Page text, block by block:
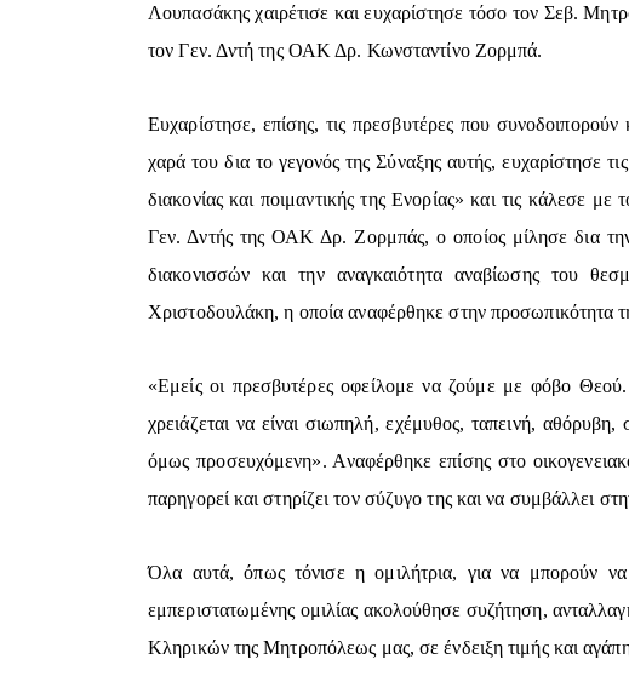
Λουπασάκης χαιρέτισε και ευχαρίστησε τόσο τον Σεβ.
τον Γεν. Δντή της ΟΑΚ Δρ. Κωνσταντίνο Ζορμπά.
Ευχαρίστησε, επίσης, τις πρεσβυτέρες που
χαρά του δια το γεγονός της Σύναξης αυτής, ευχαρίστησε
διακονίας και ποιμαντικής της Ενορίας» και τις κάλεσε
Γεν. Δντής της ΟΑΚ Δρ. Ζορμπάς, ο οποίος μίλησε δια
διακονισσών και την αναγκαιότητα αναβίωσης του
Χριστοδουλάκη, η οποία αναφέρθηκε στην προσωπικότητα
«Εμείς οι πρεσβυτέρες οφείλομε να ζούμε με φόβο
χρειάζεται να είναι σιωπηλή, εχέμυθος, ταπεινή,
όμως προσευχόμενη». Αναφέρθηκε επίσης στο
παρηγορεί και στηρίζει τον σύζυγο της και να συμβάλλει
Όλα αυτά, όπως τόνισε η ομιλήτρια, για να μπορούν να
εμπεριστατωμένης ομιλίας ακολούθησε συζήτηση,
Κληρικών της Μητροπόλεως μας, σε ένδειξη τιμής και